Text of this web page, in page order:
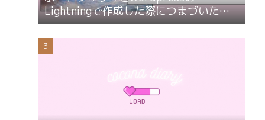
Lightningで作成した際につまづいたこ
とと解決方法